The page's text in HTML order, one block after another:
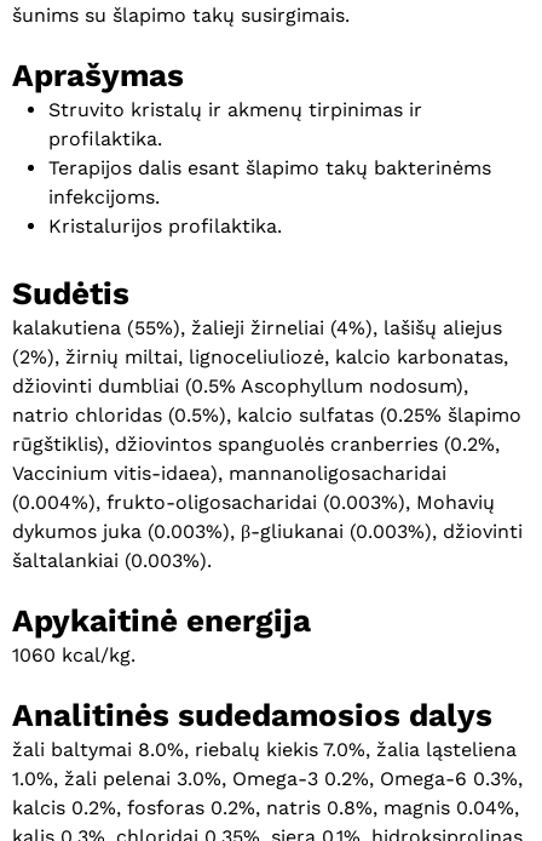
šunims su šlapimo takų susirgimais.
Aprašymas
Struvito kristalų ir akmenų tirpinimas ir
profilaktika.
Terapijos dalis esant šlapimo takų bakterinėms
infekcijoms.
Kristalurijos profilaktika.
Sudėtis
kalakutiena (55%), žalieji žirneliai (4%), lašišų aliejus
(2%), žirnių miltai, lignoceliuliozė, kalcio karbonatas,
džiovinti dumbliai (0.5% Ascophyllum nodosum),
natrio chloridas (0.5%), kalcio sulfatas (0.25% šlapimo
rūgštiklis), džiovintos spanguolės cranberries (0.2%,
Vaccinium vitis-idaea), mannanoligosacharidai
(0.004%), frukto-oligosacharidai (0.003%), Mohavių
dykumos juka (0.003%), β-gliukanai (0.003%), džiovinti
šaltalankiai (0.003%).
Apykaitinė energija
1060 kcal/kg.
Analitinės sudedamosios dalys
žali baltymai 8.0%, riebalų kiekis 7.0%, žalia ląsteliena
1.0%, žali pelenai 3.0%, Omega-3 0.2%, Omega-6 0.3%,
kalcis 0.2%, fosforas 0.2%, natris 0.8%, magnis 0.04%,